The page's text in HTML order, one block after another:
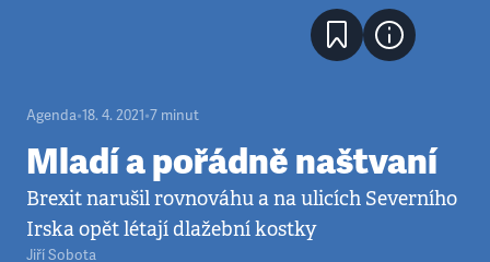
Agenda•18. 4. 2021•7 minut
Mladí a pořádně naštvaní
Brexit narušil rovnováhu a na ulicích Severního
Irska opět létají dlažební kostky
Jiří Sobota